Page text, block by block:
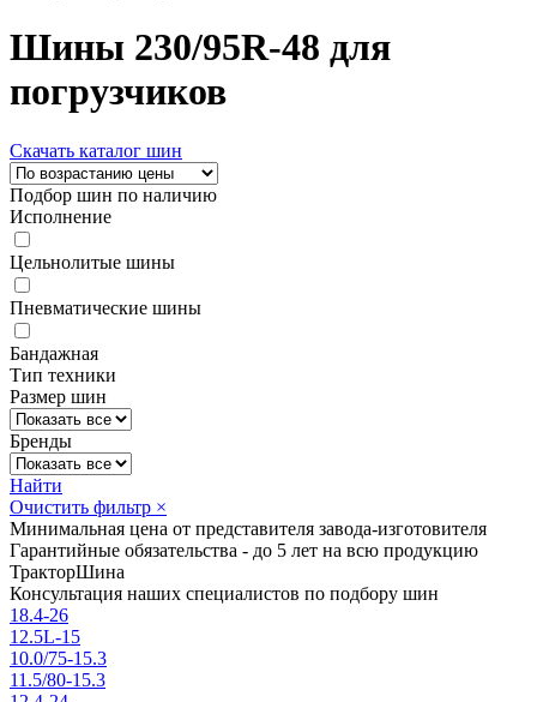
Шины 230/95R-48 для
погрузчиков
Скачать каталог шин
Подбор шин по наличию
Исполнение
Цельнолитые шины
Пневматические шины
Бандажная
Тип техники
Размер шин
Бренды
Найти
Очистить фильтр ×
Минимальная цена от представителя завода-изготовителя
Гарантийные обязательства - до 5 лет на всю продукцию
ТракторШина
Консультация наших специалистов по подбору шин
18.4-26
12.5L-15
10.0/75-15.3
11.5/80-15.3